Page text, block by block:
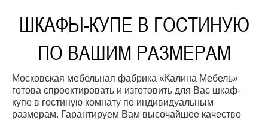
ШКАФЫ-КУПЕ В ГОСТИНУЮ
ПО ВАШИМ РАЗМЕРАМ
Московская мебельная фабрика «Калина Мебель»
готова спроектировать и изготовить для Вас шкаф-
купе в гостиную комнату по индивидуальным
размерам. Гарантируем Вам высочайшее качество